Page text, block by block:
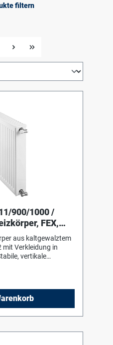
filtern
900/1000 /
FEX,
aus kaltgewalztem
mit Verkleidung in
vertikale
Erhöhter
kataphoretische